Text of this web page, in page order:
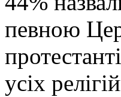
певною
усіх